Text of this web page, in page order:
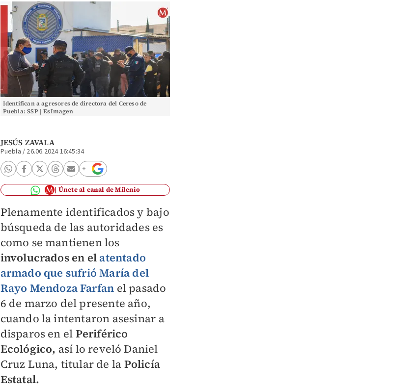
Identifican a agresores de directora del Cereso de
Puebla: SSP | EsImagen
JESÚS ZAVALA
Puebla / 26.06.2024 16:45:34
Únete al canal de Milenio
Plenamente identificados y bajo
búsqueda de las autoridades es
como se mantienen los
involucrados en el atentado
armado que sufrióMaría del
Rayo Mendoza Farfan el pasado
6 de marzo del presente año,
cuando la intentaron asesinar a
disparos en el Periférico
Ecológico, así lo reveló Daniel
Cruz Luna, titular de la Policía
Estatal.